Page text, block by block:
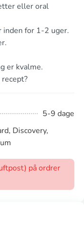
eller oral
inden for 1-2 uger.
er kvalme.
5-9 dage
Discovery,
på ordrer